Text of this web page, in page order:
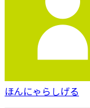
ほんにゃらしげる